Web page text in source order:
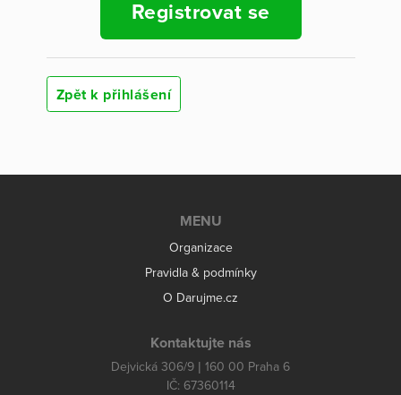
Registrovat se
Zpět k přihlášení
MENU
Organizace
Pravidla & podmínky
O Darujme.cz
Kontaktujte nás
Dejvická 306/9 | 160 00 Praha 6
IČ: 67360114